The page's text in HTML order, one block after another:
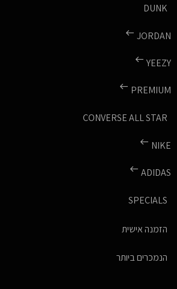
DUNK
JORDAN
YEEZY
PREMIUM
CONVERSE ALL STAR
NIKE
ADIDAS
SPECIALS
הזמנה אישית
הנמכרים ביותר